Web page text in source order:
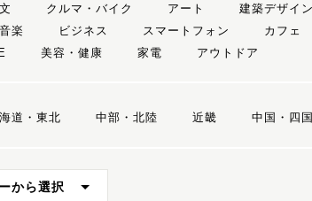
クルマ・バイク アート 建築デザイン
音楽 ビジネス スマートフォン カフェ
美容・健康 家電 アウトドア
道・東北 中部・北陸 近畿 中国・四国
から選択